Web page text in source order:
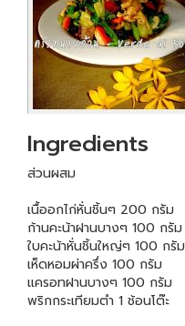
Ingredients
ส่วนผสม
เนื้ออกไก่หั่นชิ้นๆ 200 กรัม
ก้านคะน้าฝานบางๆ 100 กรัม
ใบคะน้าหั่นชิ้นใหญ่ๆ 100 กรัม
เห็ดหอมผ่าครึ่ง 100 กรัม
แครอทฝานบางๆ 100 กรัม
พริกกระเทียมตำ 1 ช้อนโต๊ะ